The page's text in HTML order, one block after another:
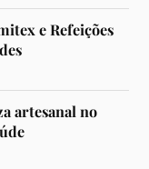
e Refeições
artesanal no